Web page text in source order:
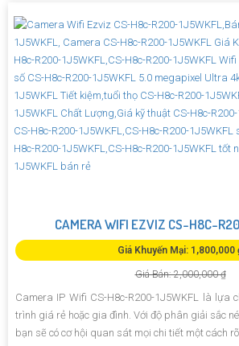
CAMERA WIFI EZVIZ CS-H8C-
Giá Khuyến Mại: 1,800,000
Giá Bán: 2,000,000 ₫
Camera IP Wifi CS-H8c-R200-1J5WKFL là lựa
trình giá rẻ hoặc gia đình. Với độ phân giải sắc
bạn sẽ có cơ hội quan sát mọi chi tiết một cách